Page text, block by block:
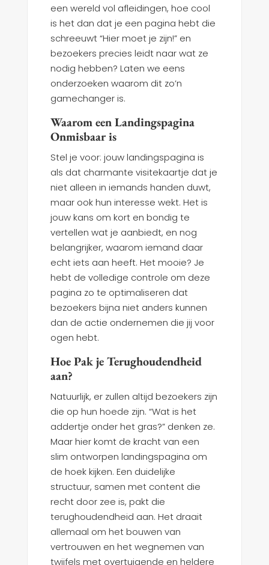
een wereld vol afleidingen, hoe cool
is het dan dat je een pagina hebt die
schreeuwt “Hier moet je zijn!” en
bezoekers precies leidt naar wat ze
nodig hebben? Laten we eens
onderzoeken waarom dit zo’n
gamechanger is.
Waarom een Landingspagina
Onmisbaar is
Stel je voor: jouw landingspagina is
als dat charmante visitekaartje dat je
niet alleen in iemands handen duwt,
maar ook hun interesse wekt. Het is
jouw kans om kort en bondig te
vertellen wat je aanbiedt, en nog
belangrijker, waarom iemand daar
echt iets aan heeft. Het mooie? Je
hebt de volledige controle om deze
pagina zo te optimaliseren dat
bezoekers bijna niet anders kunnen
dan de actie ondernemen die jij voor
ogen hebt.
Hoe Pak je Terughoudendheid
aan?
Natuurlijk, er zullen altijd bezoekers zijn
die op hun hoede zijn. “Wat is het
addertje onder het gras?” denken ze.
Maar hier komt de kracht van een
slim ontworpen landingspagina om
de hoek kijken. Een duidelijke
structuur, samen met content die
recht door zee is, pakt die
terughoudendheid aan. Het draait
allemaal om het bouwen van
vertrouwen en het wegnemen van
twijfels met overtuigende en heldere